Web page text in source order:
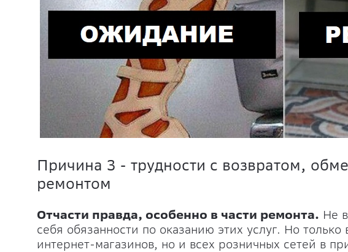
Причина 3 - трудности с возвратом,
ремонтом
Отчасти правда, особенно в части ремонта. Не
себя обязанности по оказанию этих услуг. Но только
интернет-магазинов, но и всех розничных сетей в